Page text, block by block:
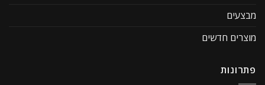
מבצעים
מוצרים חדשים
פתרונות